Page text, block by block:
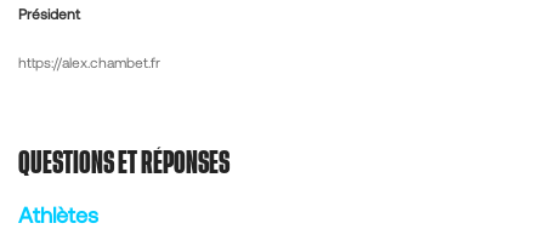
Président
https://alex.chambet.fr
QUESTIONS ET RÉPONSES
Athlètes